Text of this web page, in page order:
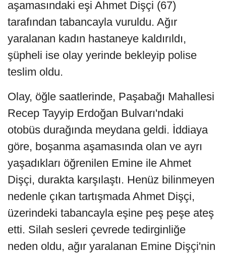
aşamasındaki eşi Ahmet Dişçi (67)
tarafından tabancayla vuruldu. Ağır
yaralanan kadın hastaneye kaldırıldı,
şüpheli ise olay yerinde bekleyip polise
teslim oldu.
Olay, öğle saatlerinde, Paşabağı Mahallesi
Recep Tayyip Erdoğan Bulvarı'ndaki
otobüs durağında meydana geldi. İddiaya
göre, boşanma aşamasında olan ve ayrı
yaşadıkları öğrenilen Emine ile Ahmet
Dişçi, durakta karşılaştı. Henüz bilinmeyen
nedenle çıkan tartışmada Ahmet Dişçi,
üzerindeki tabancayla eşine peş peşe ateş
etti. Silah sesleri çevrede tedirginliğe
neden oldu, ağır yaralanan Emine Dişçi'nin